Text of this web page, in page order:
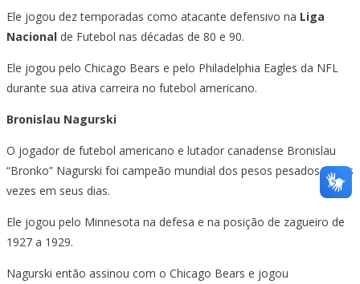
Ele jogou dez temporadas como atacante defensivo na Liga
Nacional de Futebol nas décadas de 80 e 90.
Ele jogou pelo Chicago Bears e pelo Philadelphia Eagles da NFL
durante sua ativa carreira no futebol americano.
Bronislau Nagurski
O jogador de futebol americano e lutador canadense Bronislau
“Bronko” Nagurski foi campeão mundial dos pesos pesados ​​várias
vezes em seus dias.
Ele jogou pelo Minnesota na defesa e na posição de zagueiro de
1927 a 1929.
Nagurski então assinou com o Chicago Bears e jogou